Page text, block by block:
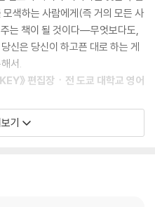
투’라는 말이 들립니다. 번역 투라
만, 그건 어떤 의미에서는 맞는 말
생각합니다. 첫 한 장 분량을 실제
의미에서는 그 지적도 일리가 있
스의 문제에 불과합니다. 내가 거
을 배제한 ‘뉴트럴한neutral’, 활동
이른바 ‘소설 언어’ ‘순수문학
지점에 있는 일본어를 채용해 나
독자를 가지고 있으면서도 한편으
는다. ‘사회적으로 무책임’ ‘제국
으로 일관해왔던 그가 1979년 등
적, 문예론적 견해를 청중에게 말
았다. 이따금 인터뷰나 에세이를
여, 이를 뒷받침하는 문학을 향
에 정리했다.
루키처럼’ 되기 위해서는 어떻게 해
문인이라는 구태의연한 허상을 벗
실천, 건전한 야심을 품고 해외
색하는 사람에게(즉 거의 모든 사
는 책이 될 것이다―무엇보다도,
신은 당신이 하고픈 대로 하는 게
서.
》 편집장ㆍ전 도쿄 대학교 영어
학론인 동시에 마음을 열고 자유
기